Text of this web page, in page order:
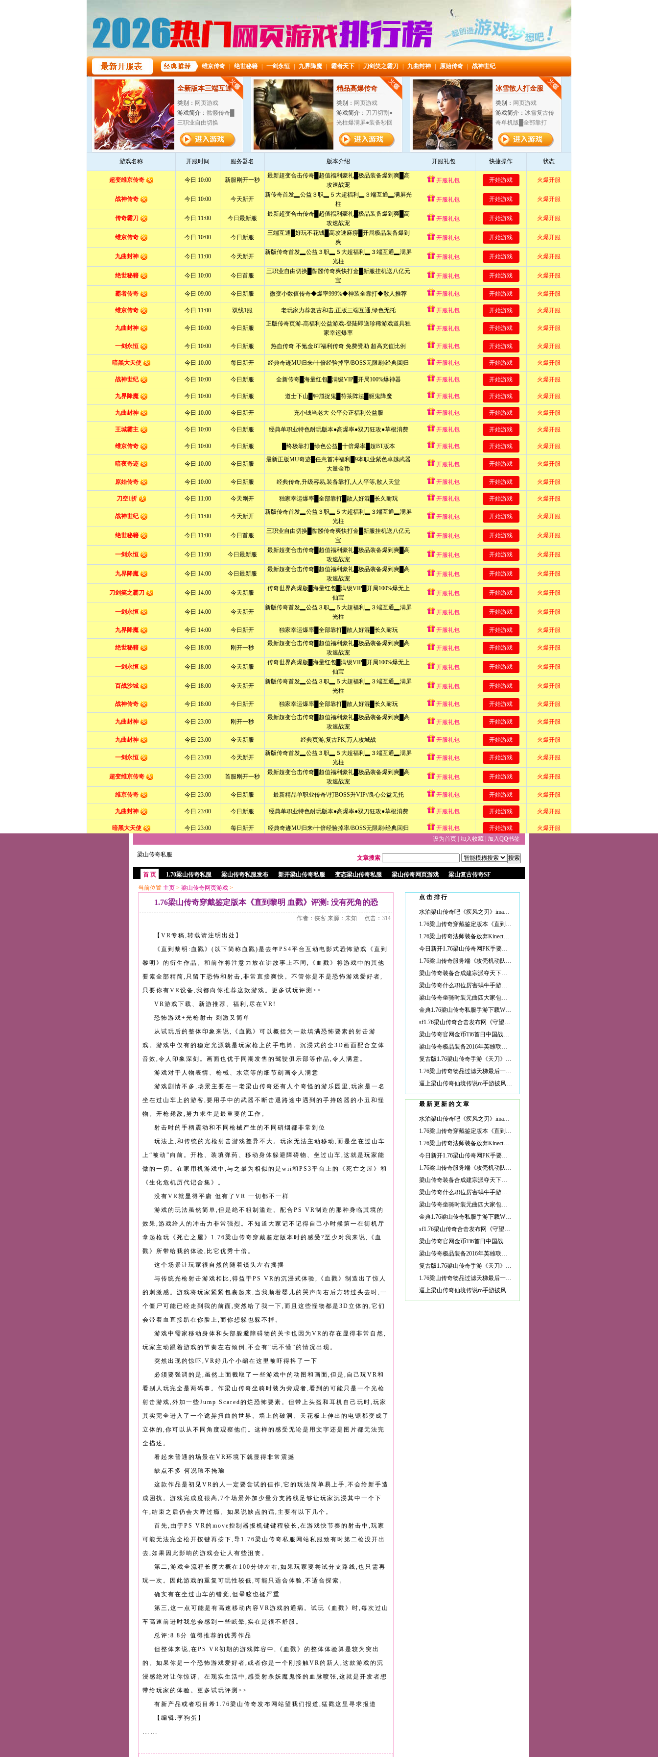
设为首页 加入收藏 加入QQ书签
梁山传奇私服 文章搜索 搜索
首 页 1.70梁山传奇私服 梁山传奇私服发布 新开梁山传奇私服 变态梁山传奇私服 梁山传奇网页游戏
梁山复古传奇SF
当前位置 主页 > 梁山传奇网页游戏 >
1.76梁山传奇穿戴鉴定版本《直到黎明 血戮》评测: 没有死角的恐
作者：侠客 来源：未知 点击：314
【VR专稿,转载请注明出处】
《直到黎明:血戮》(以下简称血戮)是去年PS4平台互动电影式恐怖游戏《直到
黎明》的衍生作品。和前作将注意力放在讲故事上不同,《血戮》将游戏中的其他
要素全部精简,只留下恐怖和射击,非常直接爽快。不管你是不是恐怖游戏爱好者,
只要你有VR设备,我都向你推荐这款游戏。更多试玩评测>>
VR游戏下载、新游推荐、福利,尽在VR!
恐怖游戏+光枪射击 刺激又简单
从试玩后的整体印象来说,《血戮》可以概括为一款填满恐怖要素的射击游
戏。游戏中仅有的稳定光源就是玩家枪上的手电筒。沉浸式的全3D画面配合立体
音效,令人印象深刻。画面也优于同期发售的驾驶俱乐部等作品,令人满意。
游戏对于人物表情、枪械、水流等的细节刻画令人满意
游戏剧情不多,场景主要在一老梁山传奇还有人个奇怪的游乐园里,玩家是一名
坐在过山车上的游客,要用手中的武器不断击退路途中遇到的手持凶器的小丑和怪
物。开枪毙敌,努力求生是最重要的工作。
射击时的手柄震动和不同枪械产生的不同硝烟都非常到位
玩法上,和传统的光枪射击游戏差异不大。玩家无法主动移动,而是坐在过山车
上“被动”向前。开枪、装填弹药、移动身体躲避障碍物、坐过山车,这就是玩家能
做的一切。在家用机游戏中,与之最为相似的是wii和PS3平台上的《死亡之屋》和
《生化危机历代记合集》。
没有VR就显得平庸 但有了VR 一切都不一样
游戏的玩法虽然简单,但是绝不粗制滥造。配合PS VR制造的那种身临其境的
效果,游戏给人的冲击力非常强烈。不知道大家记不记得自己小时候第一在街机厅
拿起枪玩《死亡之屋》1.76梁山传奇穿戴鉴定版本时的感受?至少对我来说,《血
戮》所带给我的体验,比它优秀十倍。
这个场景让玩家很自然的随着镜头左右摇摆
与传统光枪射击游戏相比,得益于PS VR的沉浸式体验,《血戮》制造出了惊人
的刺激感。游戏将玩家紧紧包裹起来,当我顺着婴儿的哭声向右后方转过头去时,一
个僵尸可能已经走到我的前面,突然给了我一下,而且这些怪物都是3D立体的,它们
会带着血直接趴在你脸上,而你想躲也躲不掉。
游戏中需家移动身体和头部躲避障碍物的关卡也因为VR的存在显得非常自然,
玩家主动跟着游戏的节奏左右倾倒,不会有“玩不懂”的情况出现。
突然出现的惊吓,VR好几个小编在这里被吓得抖了一下
必须要强调的是,虽然上面截取了一些游戏中的动图和画面,但是,自己玩VR和
看别人玩完全是两码事。作梁山传奇坐骑时装为旁观者,看到的可能只是一个光枪
射击游戏,外加一些Jump Scared的烂恐怖要素。但带上头盔和耳机自己玩时,玩家
其实完全进入了一个诡异扭曲的世界。墙上的破洞、天花板上伸出的电锯都变成了
立体的,你可以从不同角度观察他们。这样的感受无论是用文字还是图片都无法完
全描述。
看起来普通的场景在VR环境下就显得非常震撼
缺点不多 何况瑕不掩瑜
这款作品是初见VR的人一定要尝试的佳作,它的玩法简单易上手,不会给新手造
成困扰。游戏完成度很高,7个场景外加少量分支路线足够让玩家沉浸其中一个下
午,结束之后仍会大呼过瘾。如果说缺点的话,主要有以下几个。
首先,由于PS VR的move控制器扳机键键程较长,在游戏快节奏的射击中,玩家
可能无法完全松开按键再按下,导1.76梁山传奇私服网站私服致有时第二枪没开出
去,如果因此影响的游戏会让人有些沮丧。
第二,游戏全流程长度大概在100分钟左右,如果玩家要尝试分支路线,也只需再
玩一次。因此游戏的重复可玩性较低,可能只适合体验,不适合探索。
确实有在坐过山车的错觉,但晕眩也挺严重
第三,这一点可能是有高速移动内容VR游戏的通病。试玩《血戮》时,每次过山
车高速前进时我总会感到一些眩晕,实在是很不舒服。
总评:8.8分 值得推荐的优秀作品
但整体来说,在PS VR初期的游戏阵容中,《血戮》的整体体验算是较为突出
的。如果你是一个恐怖游戏爱好者,或者你是一个刚接触VR的新人,这款游戏的沉
浸感绝对让你惊讶。在现实生活中,感受射杀妖魔鬼怪的血脉喷张,这就是开发者想
带给玩家的体验。更多试玩评测>>
有新产品或者项目希1.76梁山传奇发布网站望我们报道,猛戳这里寻求报道
【编辑:李狗蛋】
……
点击排行
水泊梁山传奇吧《疾风之刃》imax式概念站曝光国服首测时间
1.76梁山传奇穿戴鉴定版本《直到黎明 血戮》评测: 没有死角的恐
1.76梁山传奇法师装备放弃Kinect不智？ Xbox One或陷入恶性循环
今日新开1.76梁山传奇网PK手要快！5分钟带您玩遍网易《武魂》
1.76梁山传奇服务端《攻壳机动队》Gstar将公布视频 新原画放出
梁山传奇装备合成建宗派夺天下《吞噬苍穹》12月16日新服开启
梁山传奇什么职位厉害蜗牛手游九阳神功：起源CJ首曝 8月首测
梁山传奇坐骑时装元曲四大家包括：关汉卿、郑光祖、马致远和谁？
金典1.76梁山传奇私服手游下载WE创始人周豪:为什么我劝你们别碰
sf1.76梁山传奇合击发布网《守望先锋》肝帝诞生!等级突破天际已
梁山传奇官网金币Ti6首日中国战队赛况回顾 VG.R遗憾出局
梁山传奇极品装备2016年英雄联盟中秋活动 LOL皎月女神嫦娥皮肤
复古版1.76梁山传奇手游《天刀》未来更新爆料:唐青枫成BOSS 染色
1.76梁山传奇物品过滤天梯最后一个古尔丹？穷凶极恶鱼人术
逼上梁山传奇仙境传说ro手游披风图鉴：披风属性 披风价格 披风等
最新更新的文章
水泊梁山传奇吧《疾风之刃》imax式概念站曝光国服首测时间
1.76梁山传奇穿戴鉴定版本《直到黎明 血戮》评测: 没有死角的恐
1.76梁山传奇法师装备放弃Kinect不智？ Xbox One或陷入恶性循环
今日新开1.76梁山传奇网PK手要快！5分钟带您玩遍网易《武魂》
1.76梁山传奇服务端《攻壳机动队》Gstar将公布视频 新原画放出
梁山传奇装备合成建宗派夺天下《吞噬苍穹》12月16日新服开启
梁山传奇什么职位厉害蜗牛手游九阳神功：起源CJ首曝 8月首测
梁山传奇坐骑时装元曲四大家包括：关汉卿、郑光祖、马致远和谁？
金典1.76梁山传奇私服手游下载WE创始人周豪:为什么我劝你们别碰
sf1.76梁山传奇合击发布网《守望先锋》肝帝诞生!等级突破天际已
梁山传奇官网金币Ti6首日中国战队赛况回顾 VG.R遗憾出局
梁山传奇极品装备2016年英雄联盟中秋活动 LOL皎月女神嫦娥皮肤
复古版1.76梁山传奇手游《天刀》未来更新爆料:唐青枫成BOSS 染色
1.76梁山传奇物品过滤天梯最后一个古尔丹？穷凶极恶鱼人术
逼上梁山传奇仙境传说ro手游披风图鉴：披风属性 披风价格 披风等